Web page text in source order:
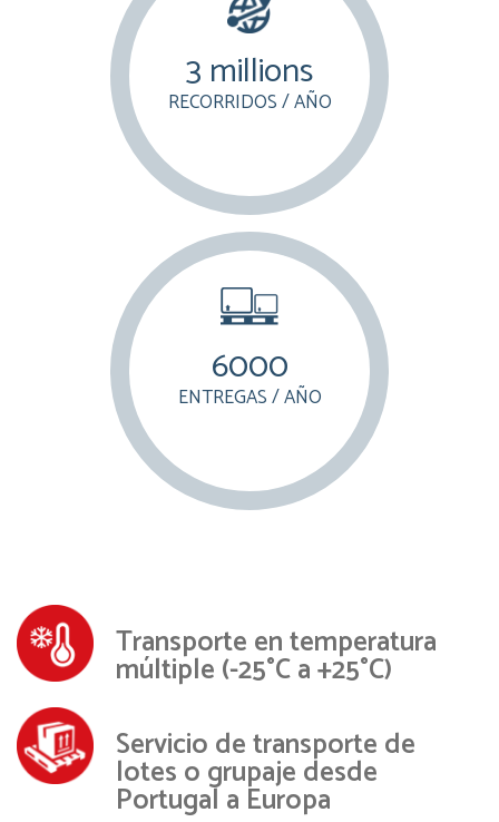
3 millions
RECORRIDOS / AÑO
6000
ENTREGAS / AÑO
Transporte en temperatura
múltiple (-25°C a +25°C)
Servicio de transporte de
lotes o grupaje desde
Portugal a Europa